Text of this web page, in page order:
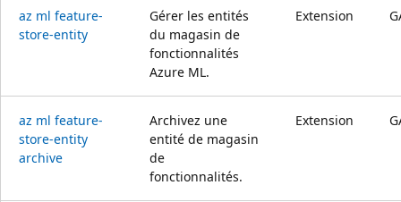
az ml feature-
store-entity
Gérer les entités
du magasin de
fonctionnalités
Azure ML.
Extension
az ml feature-
store-entity
archive
Archivez une
entité de magasin
de
fonctionnalités.
Extension